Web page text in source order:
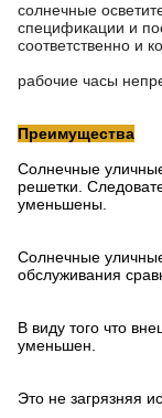
солнечные
спецификации и
соответственно и
рабочие часы
Преимущества
Солнечные
решетки.
уменьшены.
Солнечные
обслуживания
В виду того что
уменьшен.
Это не загрязняя